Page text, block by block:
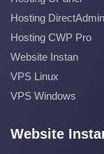
Hosting DirectAdmin
Hosting CWP Pro
Website Instan
VPS Linux
VPS Windows
Website